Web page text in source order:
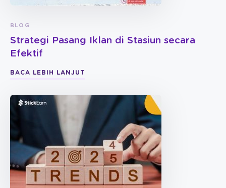
BLOG
Strategi Pasang Iklan di Stasiun secara
Efektif
BACA LEBIH LANJUT